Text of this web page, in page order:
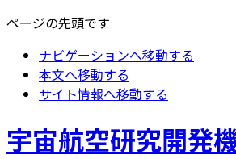
ページの先頭です
ナビゲーションへ移動する
本文へ移動する
サイト情報へ移動する
宇宙航空研究開発